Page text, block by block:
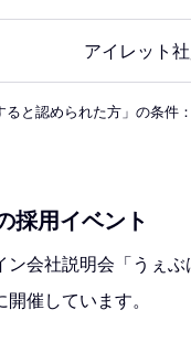
アイレット
ると認められた方」の条
採用イベント
ン会社説明会「うぇ
催しています。